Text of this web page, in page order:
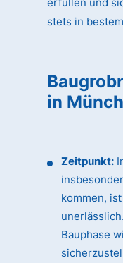
stets in
in
Zeitpunkt:
kommen,
Bauphase